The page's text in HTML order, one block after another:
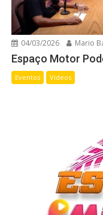
04/03/2026 Mario
Espaço Motor
Eventos Videos